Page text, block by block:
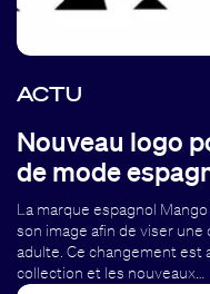
ACTU
Nouveau logo
de mode
La marque espagnol
son image afin de viser une
adulte. Ce changement est
collection et les nouveaux…